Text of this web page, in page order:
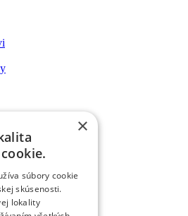
×
súbory cookie
skúsenosti.
lokality